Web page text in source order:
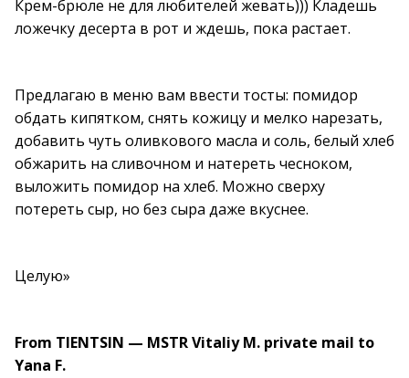
Крем-брюле не для любителей жевать))) Кладешь
ложечку десерта в рот и ждешь, пока растает.
Предлагаю в меню вам ввести тосты: помидор
обдать кипятком, снять кожицу и мелко нарезать,
добавить чуть оливкового масла и соль, белый хлеб
обжарить на сливочном и натереть чесноком,
выложить помидор на хлеб. Можно сверху
потереть сыр, но без сыра даже вкуснее.
Целую»
From TIENTSIN — MSTR Vitaliy M. private mail to
Yana F.